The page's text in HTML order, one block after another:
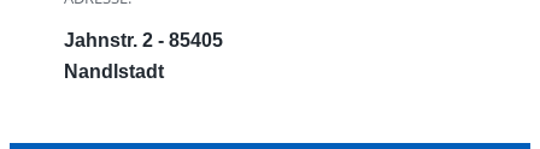
Jahnstr. 2 - 85405
Nandlstadt